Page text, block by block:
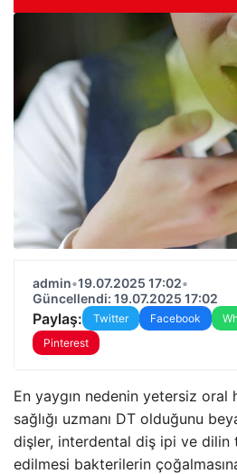
admin•19.07.2025 17:02•
Güncellendi: 19.07.2025 17:02
Paylaş: Twitter Facebook
Pinterest
En yaygın nedenin yetersiz oral
sağlığı uzmanı DT olduğunu
dişler, interdental diş ipi ve dilin
edilmesi bakterilerin